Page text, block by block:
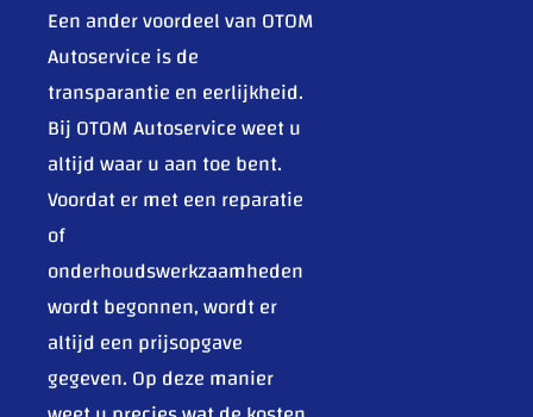
Een ander voordeel van OTOM
Autoservice is de
transparantie en eerlijkheid.
Bij OTOM Autoservice weet u
altijd waar u aan toe bent.
Voordat er met een reparatie
of
onderhoudswerkzaamheden
wordt begonnen, wordt er
altijd een prijsopgave
gegeven. Op deze manier